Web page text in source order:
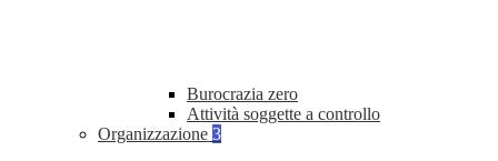
Burocrazia zero
Attività soggette a controllo
Organizzazione 3